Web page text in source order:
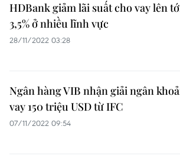
HDBank giảm lãi suất cho vay lên
3,5% ở nhiều lĩnh vực
28/11/2022 03:28
Ngân hàng VIB nhận giải ngân
vay 150 triệu USD từ IFC
07/11/2022 09:54